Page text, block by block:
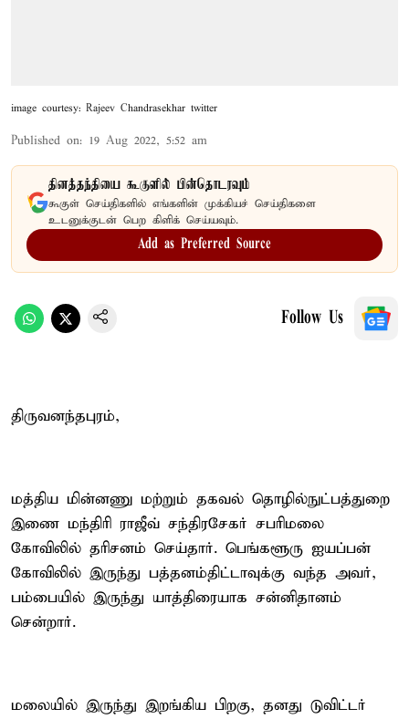
image courtesy: Rajeev Chandrasekhar twitter
Published on: 19 Aug 2022, 5:52 am
தினத்தந்தியை கூகுளில் பின்தொடரவும்
கூகுள் செய்திகளில் எங்களின் முக்கியச் செய்திகளை
உடனுக்குடன் பெற கிளிக் செய்யவும்.
Add as Preferred Source
Follow Us
திருவனந்தபுரம்,
மத்திய மின்னணு மற்றும் தகவல் தொழில்நுட்பத்துறை
இணை மந்திரி ராஜீவ் சந்திரசேகர் சபரிமலை
கோவிலில் தரிசனம் செய்தார். பெங்களூரு ஐயப்பன்
கோவிலில் இருந்து பத்தனம்திட்டாவுக்கு வந்த அவர்,
பம்பையில் இருந்து யாத்திரையாக சன்னிதானம்
சென்றார்.
மலையில் இருந்து இறங்கிய பிறகு, தனது டுவிட்டர்